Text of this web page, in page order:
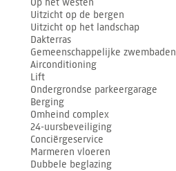
Uitzicht op de bergen
Uitzicht op het landschap
Dakterras
Gemeenschappelijke zwembaden
Airconditioning
Lift
Ondergrondse parkeergarage
Berging
Omheind complex
24-uursbeveiliging
Conciërgeservice
Marmeren vloeren
Dubbele beglazing